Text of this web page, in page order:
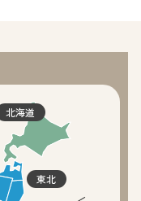
北海道
東北